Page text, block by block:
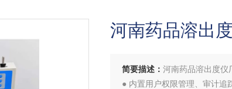
河南药品溶出
简要描述： 河南药品溶出度仪
● 内置用户权限管理、审计追